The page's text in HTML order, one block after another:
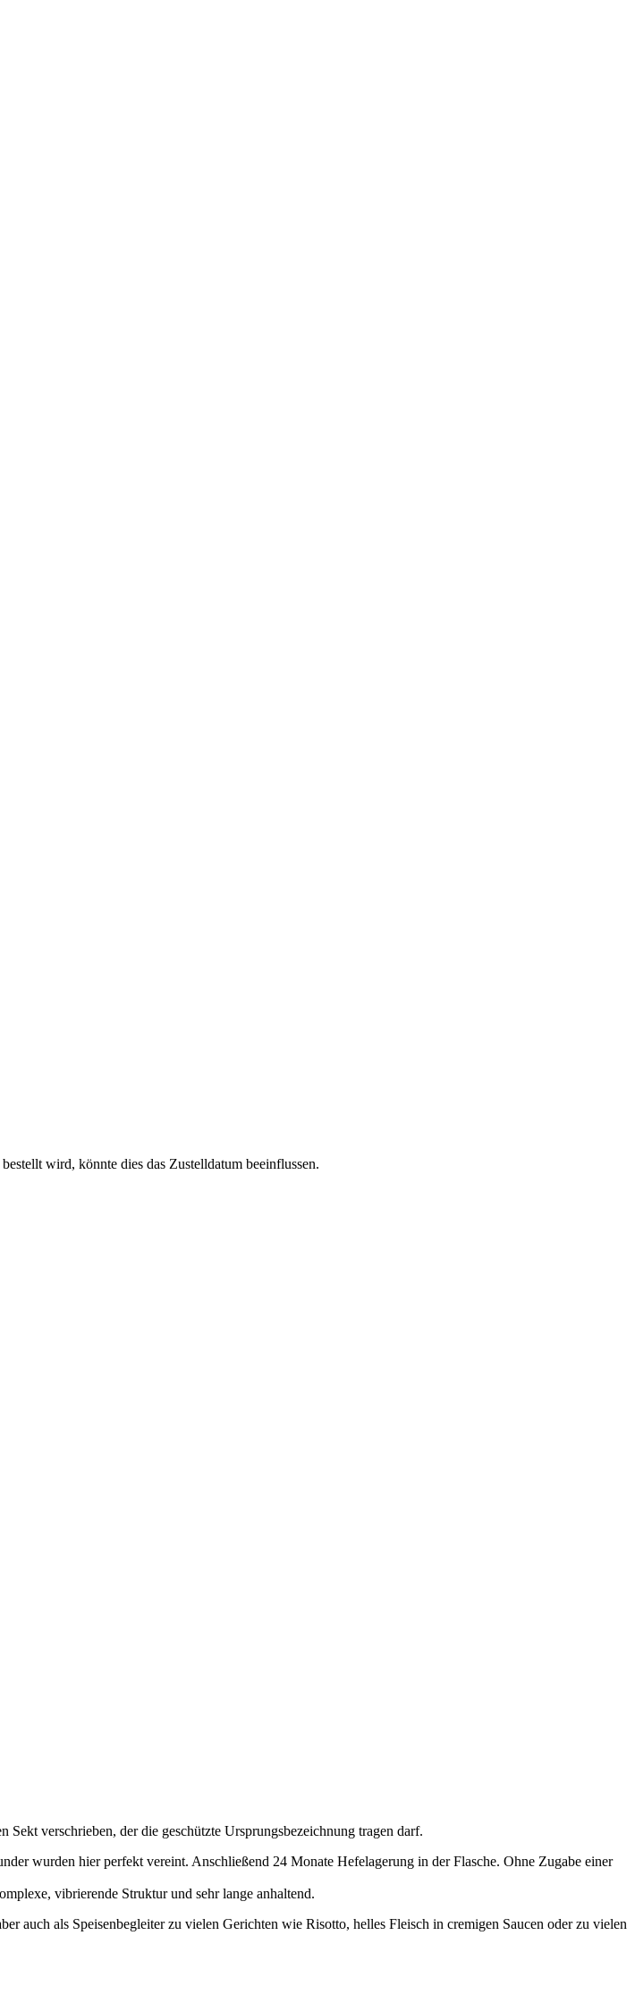
wird, könnte dies das Zustelldatum beeinflussen.
verschrieben, der die geschützte Ursprungsbezeichnung tragen darf.
wurden hier perfekt vereint. Anschließend 24 Monate Hefelagerung in der Flasche. Ohne Zugabe einer
vibrierende Struktur und sehr lange anhaltend.
auch als Speisenbegleiter zu vielen Gerichten wie Risotto, helles Fleisch in cremigen Saucen oder zu vielen